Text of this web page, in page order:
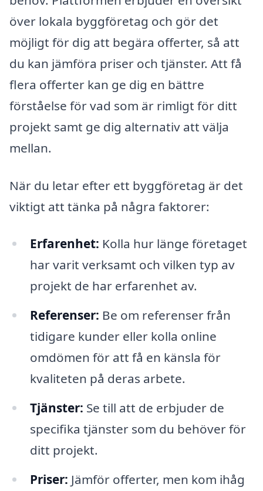
över lokala byggföretag och gör det
möjligt för dig att begära offerter, så att
du kan jämföra priser och tjänster. Att få
flera offerter kan ge dig en bättre
förståelse för vad som är rimligt för ditt
projekt samt ge dig alternativ att välja
mellan.
När du letar efter ett byggföretag är det
viktigt att tänka på några faktorer:
Erfarenhet: Kolla hur länge företaget
har varit verksamt och vilken typ av
projekt de har erfarenhet av.
Referenser: Be om referenser från
tidigare kunder eller kolla online
omdömen för att få en känsla för
kvaliteten på deras arbete.
Tjänster: Se till att de erbjuder de
specifika tjänster som du behöver för
ditt projekt.
Priser: Jämför offerter, men kom ihåg